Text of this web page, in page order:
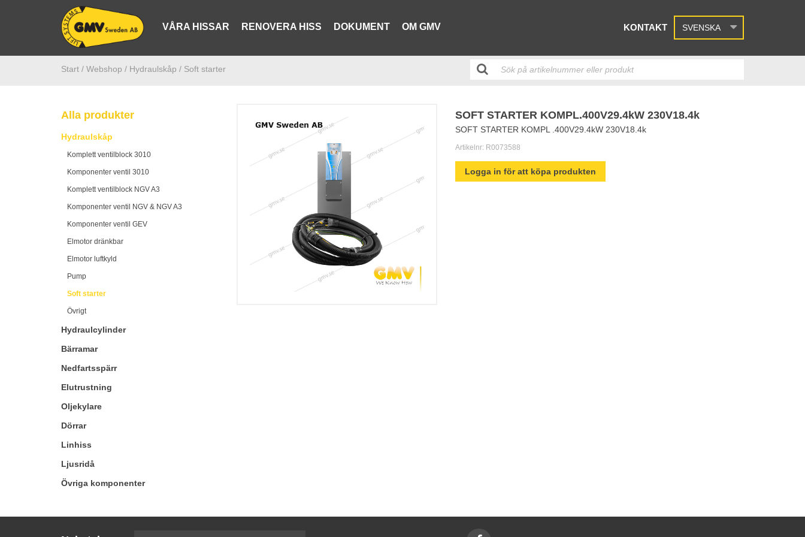
VÅRA HISSAR RENOVERA HISS DOKUMENT OM GMV KONTAKT SVENSKA
Start / Webshop / Hydraulskåp / Soft starter
Alla produkter
Hydraulskåp
Komplett ventilblock 3010
Komponenter ventil 3010
Komplett ventilblock NGV A3
Komponenter ventil NGV & NGV A3
Komponenter ventil GEV
Elmotor dränkbar
Elmotor luftkyld
Pump
Soft starter
Övrigt
Hydraulcylinder
Bärramar
Nedfartsspärr
Elutrustning
Oljekylare
Dörrar
Linhiss
Ljusridå
Övriga komponenter
SOFT STARTER KOMPL.400V29.4kW 230V18.4k
SOFT STARTER KOMPL .400V29.4kW 230V18.4k
Artikelnr: R0073588
Logga in för att köpa produkten